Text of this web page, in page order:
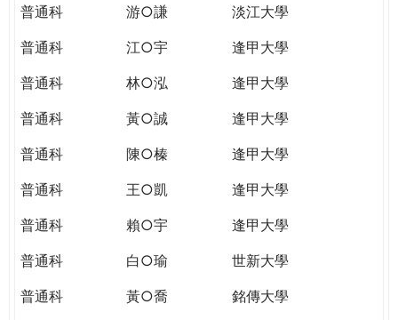
普通科
游○謙
淡江大學
普通科
江○宇
逢甲大學
普通科
林○泓
逢甲大學
普通科
黃○誠
逢甲大學
普通科
陳○榛
逢甲大學
普通科
王○凱
逢甲大學
普通科
賴○宇
逢甲大學
普通科
白○瑜
世新大學
普通科
黃○喬
銘傳大學